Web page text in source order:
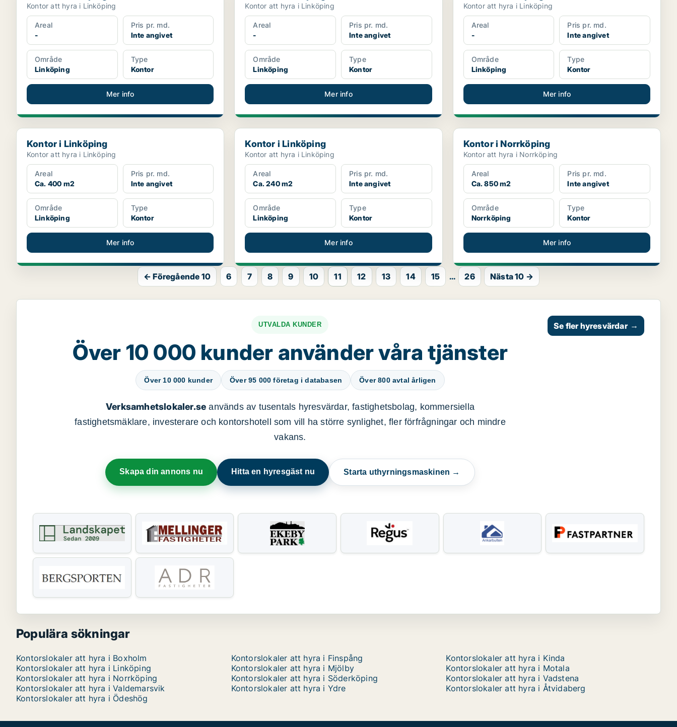
Kontor att hyra i Linköping
Areal
-
Pris pr. md.
Inte angivet
Område
Linköping
Type
Kontor
Mer info
Kontor att hyra i Linköping
Areal
-
Pris pr. md.
Inte angivet
Område
Linköping
Type
Kontor
Mer info
Kontor att hyra i Linköping
Areal
-
Pris pr. md.
Inte angivet
Område
Linköping
Type
Kontor
Mer info
Kontor i Linköping
Kontor i Linköping
Kontor att hyra i Linköping
Areal
Ca. 400 m2
Pris pr. md.
Inte angivet
Område
Linköping
Type
Kontor
Mer info
Kontor i Linköping
Kontor i Linköping
Kontor att hyra i Linköping
Areal
Ca. 240 m2
Pris pr. md.
Inte angivet
Område
Linköping
Type
Kontor
Mer info
Kontor i Norrköping
Kontor i Norrköping
Kontor att hyra i Norrköping
Areal
Ca. 850 m2
Pris pr. md.
Inte angivet
Område
Norrköping
Type
Kontor
Mer info
← Föregående 10 6 7 8 9 10 11 12 13 14 15 ... 26 Nästa 10 →
UTVALDA KUNDER
Över 10 000 kunder använder våra tjänster
Över 10 000 kunder Över 95 000 företag i databasen Över 800 avtal årligen
Verksamhetslokaler.se används av tusentals hyresvärdar, fastighetsbolag, kommersiella
fastighetsmäklare, investerare och kontorshotell som vill ha större synlighet, fler förfrågningar och mindre
vakans.
Skapa din annons nu Hitta en hyresgäst nu Starta uthyrningsmaskinen →
Se fler hyresvärdar →
Populära sökningar
Kontorslokaler att hyra i Boxholm Kontorslokaler att hyra i Finspång
Kontorslokaler att hyra i Kinda
Kontorslokaler att hyra i Linköping
Kontorslokaler att hyra i Mjölby
Kontorslokaler att hyra i Motala
Kontorslokaler att hyra i Norrköping
Kontorslokaler att hyra i Söderköping
Kontorslokaler att hyra i Vadstena
Kontorslokaler att hyra i Valdemarsvik
Kontorslokaler att hyra i Ydre
Kontorslokaler att hyra i Åtvidaberg
Kontorslokaler att hyra i Ödeshög